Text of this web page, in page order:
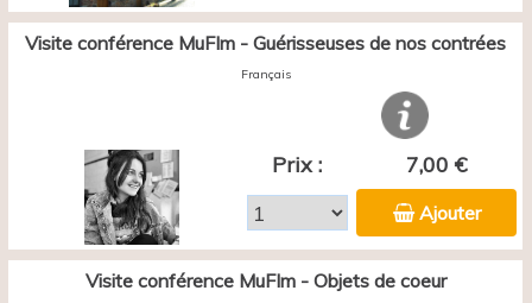
Visite conférence MuFIm - Guérisseuses de nos contrées
Français
Prix : 7,00 €
Ajouter
Visite conférence MuFIm - Objets de coeur